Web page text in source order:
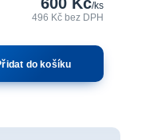
/ks
496 Kč bez DPH
do košíku